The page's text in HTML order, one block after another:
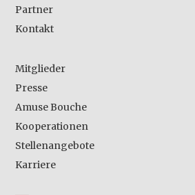
Partner
Kontakt
Mitglieder
Presse
Amuse Bouche
Kooperationen
Stellenangebote
Karriere